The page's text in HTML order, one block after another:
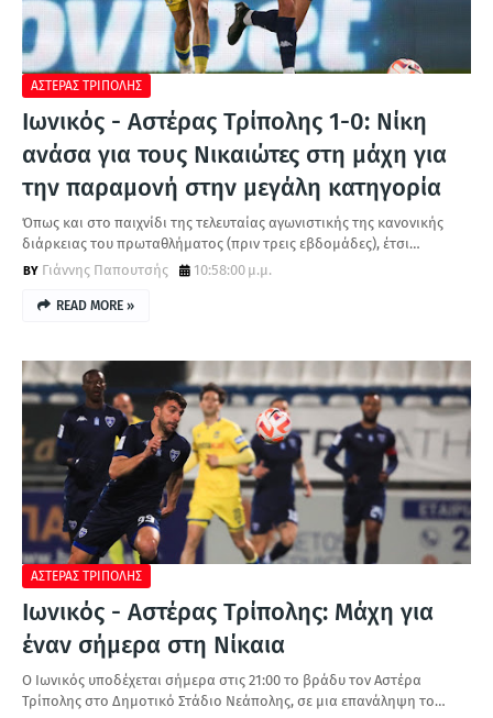
ΑΣΤΕΡΑΣ ΤΡΙΠΟΛΗΣ
Ιωνικός - Αστέρας Τρίπολης 1-0: Νίκη
ανάσα για τους Νικαιώτες στη μάχη για
την παραμονή στην μεγάλη κατηγορία
Όπως και στο παιχνίδι της τελευταίας αγωνιστικής της κανονικής
διάρκειας του πρωταθλήματος (πριν τρεις εβδομάδες), έτσι…
Γιάννης Παπουτσής
10:58:00 μ.μ.
READ MORE »
ΑΣΤΕΡΑΣ ΤΡΙΠΟΛΗΣ
Ιωνικός - Αστέρας Τρίπολης: Μάχη για
έναν σήμερα στη Νίκαια
Ο Ιωνικός υποδέχεται σήμερα στις 21:00 το βράδυ τον Αστέρα
Τρίπολης στο Δημοτικό Στάδιο Νεάπολης, σε μια επανάληψη το…